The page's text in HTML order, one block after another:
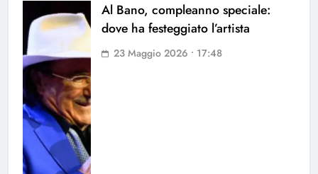
Al Bano, compleanno speciale:
dove ha festeggiato l’artista
23 Maggio 2026 • 17:48